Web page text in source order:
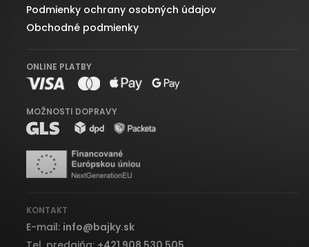
Podmienky ochrany osobných údajov
Obchodné podmienky
ONLINE PLATBY
MOŽNOSTI DOPRAVY
KONTAKT
E-mail: info@bajky.sk